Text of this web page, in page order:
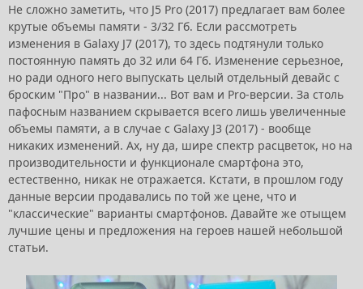
Не сложно заметить, что J5 Pro (2017) предлагает вам более
крутые объемы памяти - 3/32 Гб. Если рассмотреть
изменения в Galaxy J7 (2017), то здесь подтянули только
постоянную память до 32 или 64 Гб. Изменение серьезное,
но ради одного него выпускать целый отдельный девайс с
броским "Про" в названии... Вот вам и Pro-версии. За столь
пафосным названием скрывается всего лишь увеличенные
объемы памяти, а в случае с Galaxy J3 (2017) - вообще
никаких изменений. Ах, ну да, шире спектр расцветок, но на
производительности и функционале смартфона это,
естественно, никак не отражается. Кстати, в прошлом году
данные версии продавались по той же цене, что и
"классические" варианты смартфонов. Давайте же отыщем
лучшие цены и предложения на героев нашей небольшой
статьи.